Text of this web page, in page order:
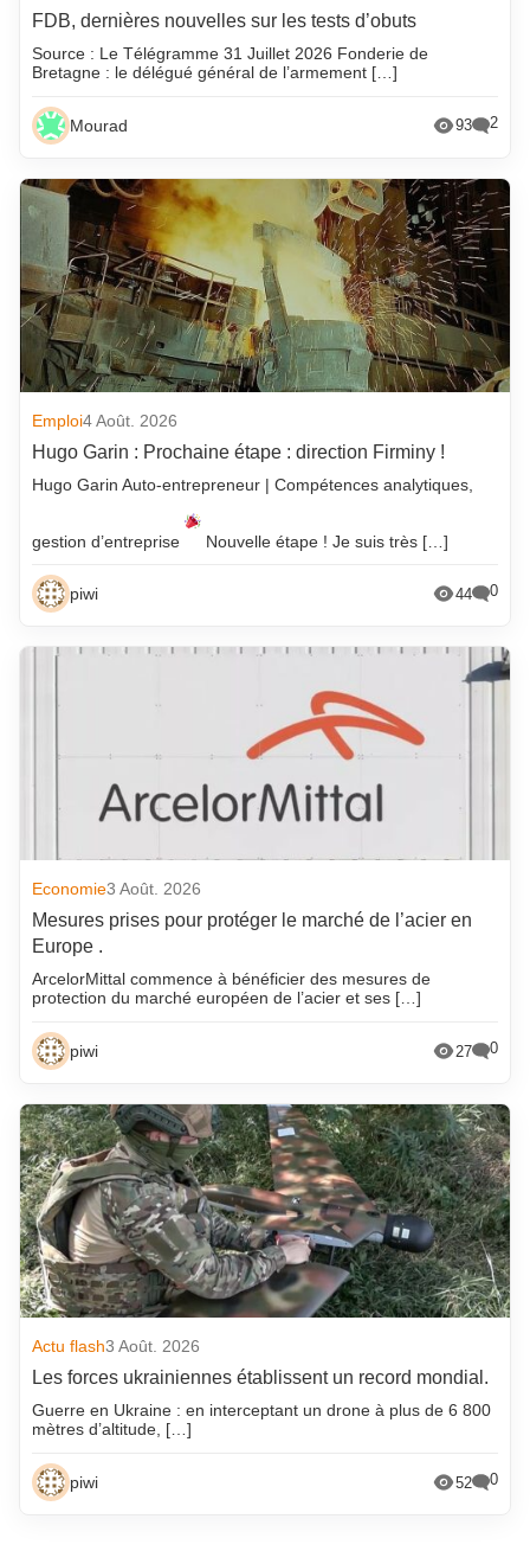
FDB, dernières nouvelles sur les tests d’obuts
Source : Le Télégramme 31 Juillet 2026 Fonderie de
Bretagne : le délégué général de l’armement […]
Mourad 93 2
Emploi4 Août. 2026
Hugo Garin : Prochaine étape : direction Firminy !
Hugo Garin Auto-entrepreneur | Compétences analytiques,
gestion d’entreprise Nouvelle étape ! Je suis très […]
piwi 44 0
Economie3 Août. 2026
Mesures prises pour protéger le marché de l’acier en
Europe .
ArcelorMittal commence à bénéficier des mesures de
protection du marché européen de l’acier et ses […]
piwi 27 0
Actu flash3 Août. 2026
Les forces ukrainiennes établissent un record mondial.
Guerre en Ukraine : en interceptant un drone à plus de 6 800
mètres d’altitude, […]
piwi 52 0